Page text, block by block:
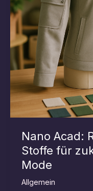
Nano Acad:
Stoffe für
Mode
Allgemein